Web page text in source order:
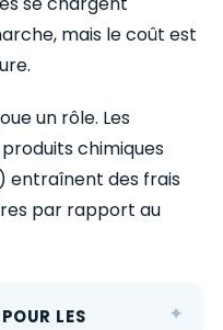
mais le coût est
un rôle. Les
chimiques
entraînent des frais
par rapport au
LES